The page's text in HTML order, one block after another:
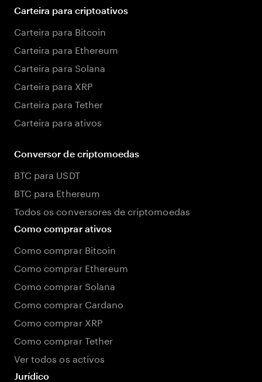
Carteira para criptoativos
Carteira para Bitcoin
Carteira para Ethereum
Carteira para Solana
Carteira para XRP
Carteira para Tether
Carteira para ativos
Conversor de criptomoedas
BTC para USDT
BTC para Ethereum
Todos os conversores de criptomoedas
Como comprar ativos
Como comprar Bitcoin
Como comprar Ethereum
Como comprar Solana
Como comprar Cardano
Como comprar XRP
Como comprar Tether
Ver todos os activos
Jurídico